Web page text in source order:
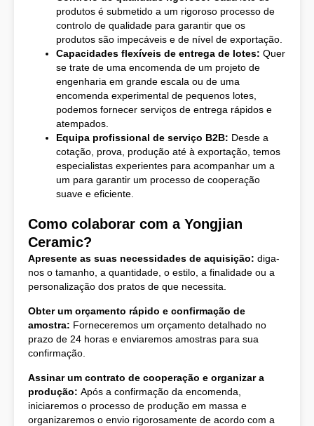
produtos é submetido a um rigoroso processo de
controlo de qualidade para garantir que os
produtos são impecáveis e de nível de exportação.
Capacidades flexíveis de entrega de lotes: Quer
se trate de uma encomenda de um projeto de
engenharia em grande escala ou de uma
encomenda experimental de pequenos lotes,
podemos fornecer serviços de entrega rápidos e
atempados.
Equipa profissional de serviço B2B: Desde a
cotação, prova, produção até à exportação, temos
especialistas experientes para acompanhar um a
um para garantir um processo de cooperação
suave e eficiente.
Como colaborar com a Yongjian
Ceramic?
Apresente as suas necessidades de aquisição: diga-
nos o tamanho, a quantidade, o estilo, a finalidade ou a
personalização dos pratos de que necessita.
Obter um orçamento rápido e confirmação de
amostra: Forneceremos um orçamento detalhado no
prazo de 24 horas e enviaremos amostras para sua
confirmação.
Assinar um contrato de cooperação e organizar a
produção: Após a confirmação da encomenda,
iniciaremos o processo de produção em massa e
organizaremos o envio rigorosamente de acordo com a